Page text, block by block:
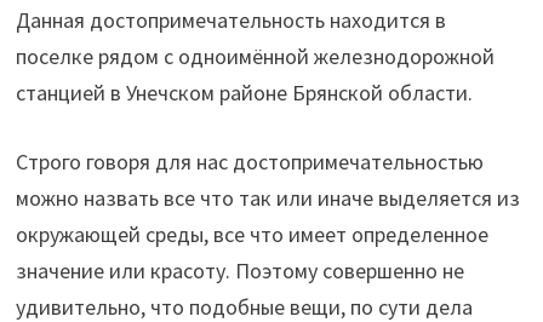
Данная достопримечательность находится в
поселке рядом с одноимённой железнодорожной
станцией в Унечском районе Брянской области.
Строго говоря для нас достопримечательностью
можно назвать все что так или иначе выделяется из
окружающей среды, все что имеет определенное
значение или красоту. Поэтому совершенно не
удивительно, что подобные вещи, по сути дела